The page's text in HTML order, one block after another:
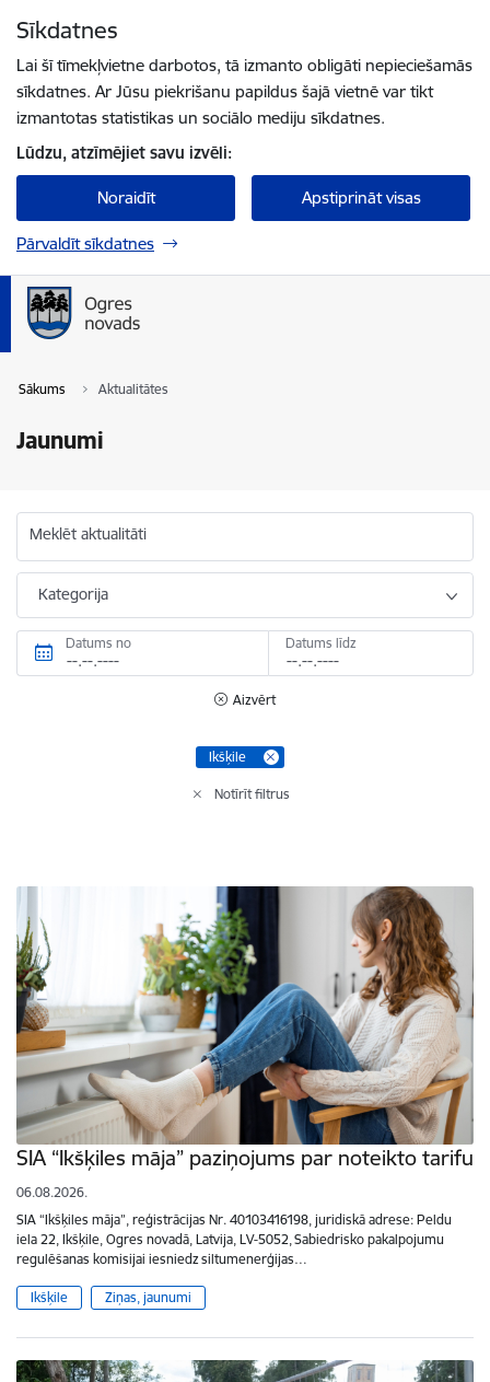
Sīkdatnes
Lai šī tīmekļvietne darbotos, tā izmanto obligāti nepieciešamās
sīkdatnes. Ar Jūsu piekrišanu papildus šajā vietnē var tikt
izmantotas statistikas un sociālo mediju sīkdatnes.
Lūdzu, atzīmējiet savu izvēli:
Noraidīt Apstiprināt visas
Pārvaldīt sīkdatnes
Sākums Aktualitātes
Jaunumi
Meklēt aktualitāti
Kategorija
Datums no Datums līdz
Aizvērt
Ikšķile
Notīrīt filtrus
SIA “Ikšķiles māja” paziņojums par noteikto tarifu
06.08.2026.
SIA “Ikšķiles māja”, reģistrācijas Nr. 40103416198, juridiskā adrese: Peldu
iela 22, Ikšķile, Ogres novadā, Latvija, LV-5052, Sabiedrisko pakalpojumu
regulēšanas komisijai iesniedz siltumenerģijas…
Ikšķile Ziņas, jaunumi